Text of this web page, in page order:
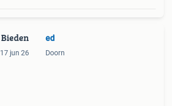
Bieden
17 jun 26
ed
Doorn